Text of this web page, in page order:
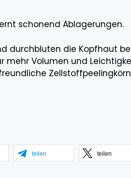
schonend Ablagerungen.
durchbluten die Kopfhaut
Volumen und
teilen teilen